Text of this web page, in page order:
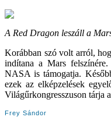
A Red Dragon leszáll a
Korábban szó volt arról,
indítana a Mars
NASA is támogatja.
ezek az elképzelések
Világűrkongresszuson tárja
Frey Sándor